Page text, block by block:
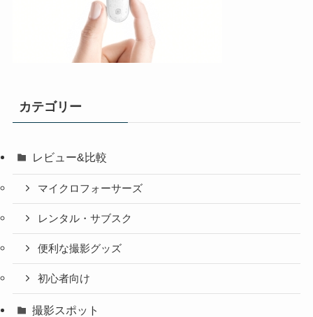
カテゴリー
レビュー&比較
マイクロフォーサーズ
レンタル・サブスク
便利な撮影グッズ
初心者向け
撮影スポット